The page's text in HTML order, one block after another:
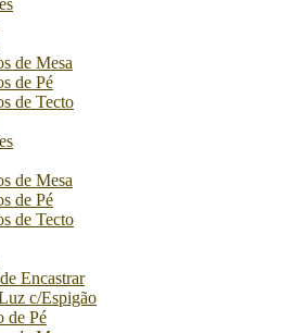
de Mesa
de Pé
de Tecto
de Mesa
de Pé
de Tecto
Encastrar
c/Espigão
de Pé